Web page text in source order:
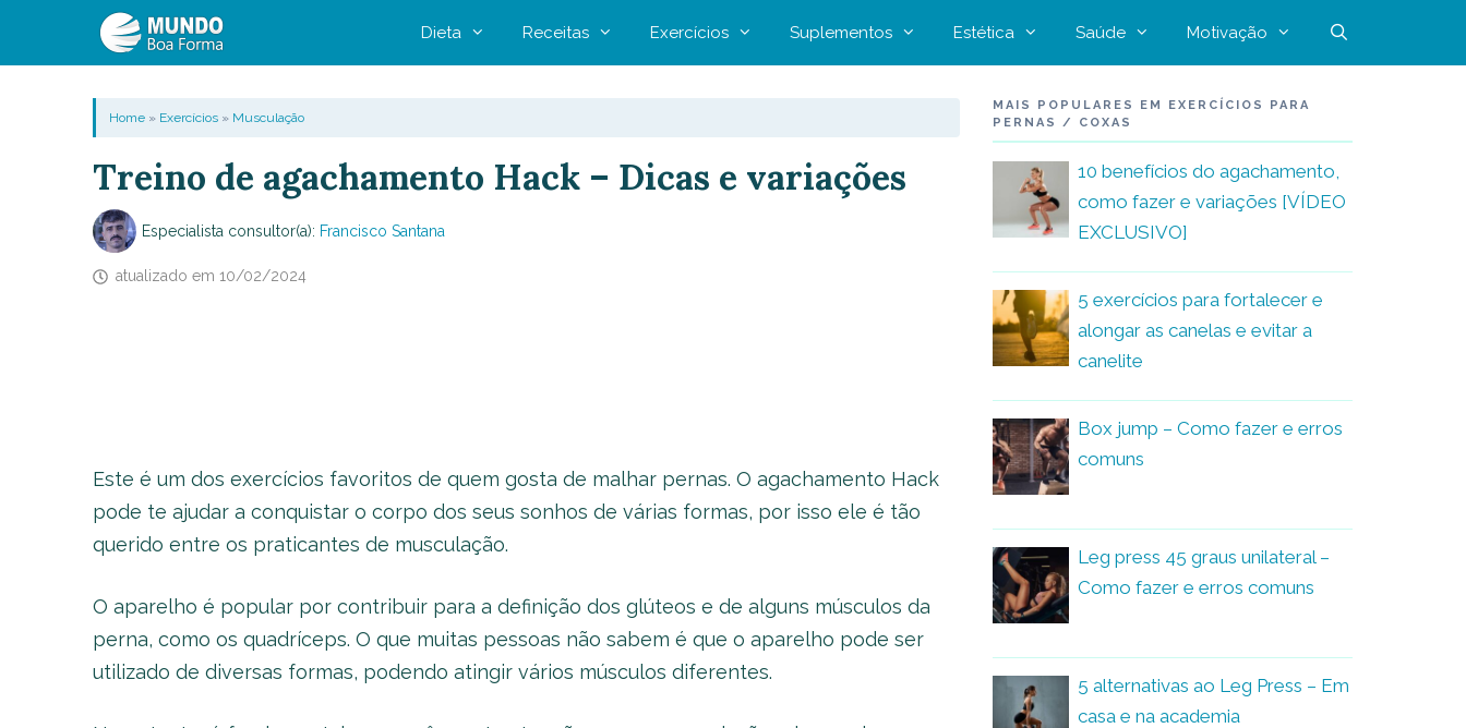
Dieta Receitas Exercícios Suplementos Estética Saúde Motivação
Home» Exercícios» Musculação
Treino de agachamento Hack – Dicas e variações
Especialista consultor(a): Francisco Santana
atualizado em 10/02/2024
Este é um dos exercícios favoritos de quem gosta de malhar pernas. O agachamento Hack
pode te ajudar a conquistar o corpo dos seus sonhos de várias formas, por isso ele é tão
querido entre os praticantes de musculação.
O aparelho é popular por contribuir para a definição dos glúteos e de alguns músculos da
perna, como os quadríceps. O que muitas pessoas não sabem é que o aparelho pode ser
utilizado de diversas formas, podendo atingir vários músculos diferentes.
MAIS POPULARES EM EXERCÍCIOS PARA
PERNAS / COXAS
10 benefícios do agachamento,
como fazer e variações [VÍDEO
EXCLUSIVO]
5 exercícios para fortalecer e
alongar as canelas e evitar a
canelite
Box jump – Como fazer e erros
comuns
Leg press 45 graus unilateral –
Como fazer e erros comuns
5 alternativas ao Leg Press – Em
casa e na academia